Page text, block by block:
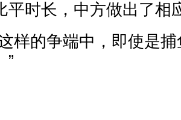
平时长，中方做出了相
样的争端中，即使是
”